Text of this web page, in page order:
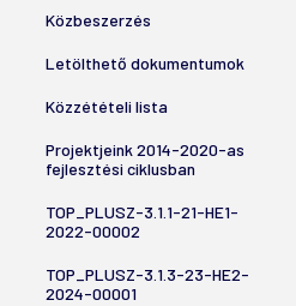
Közbeszerzés
Letölthető dokumentumok
Közzétételi lista
Projektjeink 2014-2020-as
fejlesztési ciklusban
TOP_PLUSZ-3.1.1-21-HE1-
2022-00002
TOP_PLUSZ-3.1.3-23-HE2-
2024-00001